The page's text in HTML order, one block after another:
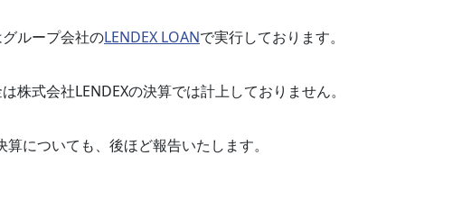
ループ会社のLENDEX LOANで実行しております。
株式会社LENDEXの決算では計上しておりません。
についても、後ほど報告いたします。